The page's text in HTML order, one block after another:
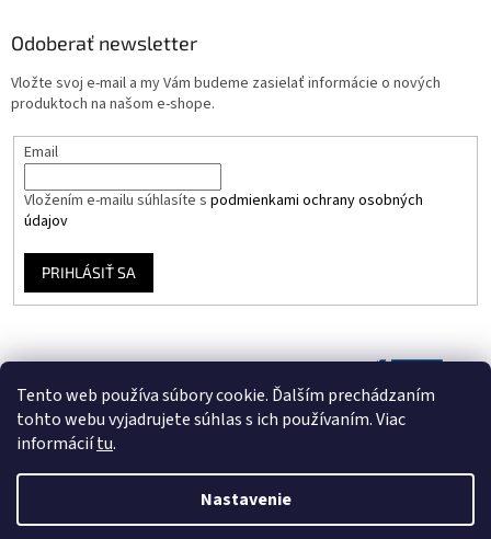
Tento web používa súbory cookie. Ďalším prechádzaním
tohto webu vyjadrujete súhlas s ich používaním. Viac
informáciítu.
Nastavenie
Odoberať newsletter
Vložte svoj e-mail a my Vám budeme zasielať informácie o nových
produktoch na našom e-shope.
Email
Vložením e-mailu súhlasíte s podmienkami ochrany osobných
údajov
PRIHLÁSIŤ SA
Vytvoril Shoptet